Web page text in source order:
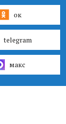
ок
telegram
макс